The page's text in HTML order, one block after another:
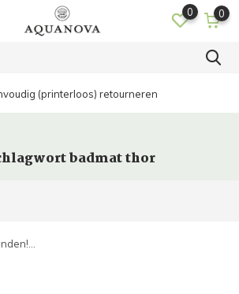
0 0
(printerloos) retourneren
badmat thor